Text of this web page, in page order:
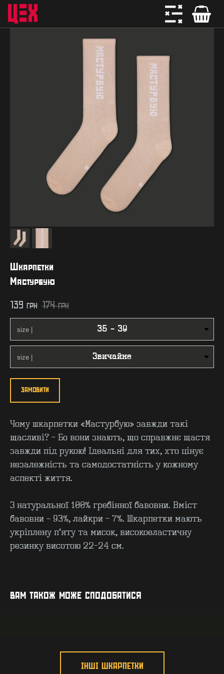
Шкарпетки
Мастурбую
139 грн 174 грн
ЗАМОВИТИ
Чому шкарпетки «Мастурбую» завжди такі
щасливі? - Бо вони знають, що справжнє щастя
завжди під рукою! Ідеальні для тих, хто цінує
незалежність та самодостатність у кожному
аспекті життя.
З натуральної 100% гребінної бавовни. Вміст
бавовни – 93%, лайкри - 7%. Шкарпетки мають
укріплену п’яту та мисок, високоеластичну
резинку висотою 22-24 см.
ВАМ ТАКОЖ МОЖЕ СПОДОБАТИСЯ
ІНШІ ШКАРПЕТКИ
КОНТАКТИ